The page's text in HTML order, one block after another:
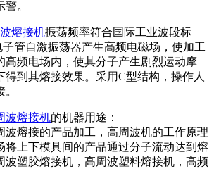
。
熔接机振荡频率符合国际工业波段标
管自激振荡器产生高频电磁场，使加工
高频电场内，使其分子产生剧烈运动摩
得到其熔接效果。采用C型结构，操作人
波熔接机的机器用途：
熔接的产品加工，高周波机的工作原理
将上下模具间的产品通过分子流动达到熔
波塑胶熔接机，高周波塑料熔接机，高频